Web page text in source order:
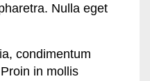
Nulla eget
condimentum
in mollis